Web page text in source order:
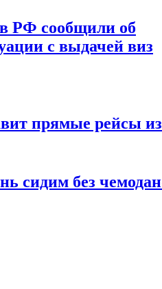
РФ сообщили об
с выдачей виз
прямые рейсы
сидим без